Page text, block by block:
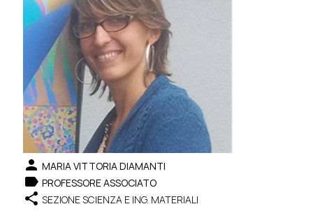
person MARIA VITTORIA DIAMANTI
label PROFESSORE ASSOCIATO
share SEZIONE SCIENZA E ING. MATERIALI